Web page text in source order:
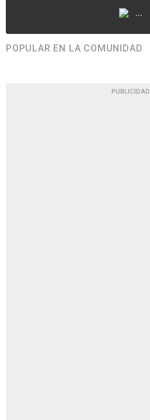
...
POPULAR EN LA COMUNIDAD
PUBLICIDAD